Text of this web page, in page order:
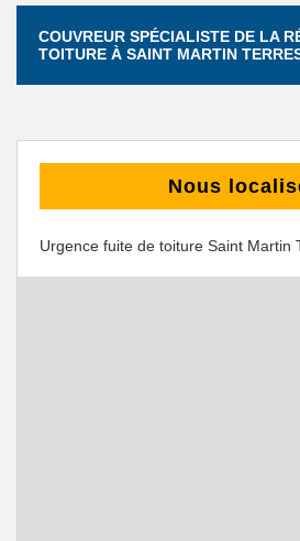
COUVREUR SPÉCIALISTE DE LA
TOITURE À SAINT MARTIN
Nous
Urgence fuite de toiture Saint Martin